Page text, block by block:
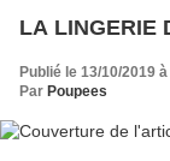
LA LINGERIE
Publié le 13/10/2019
Par Poupees